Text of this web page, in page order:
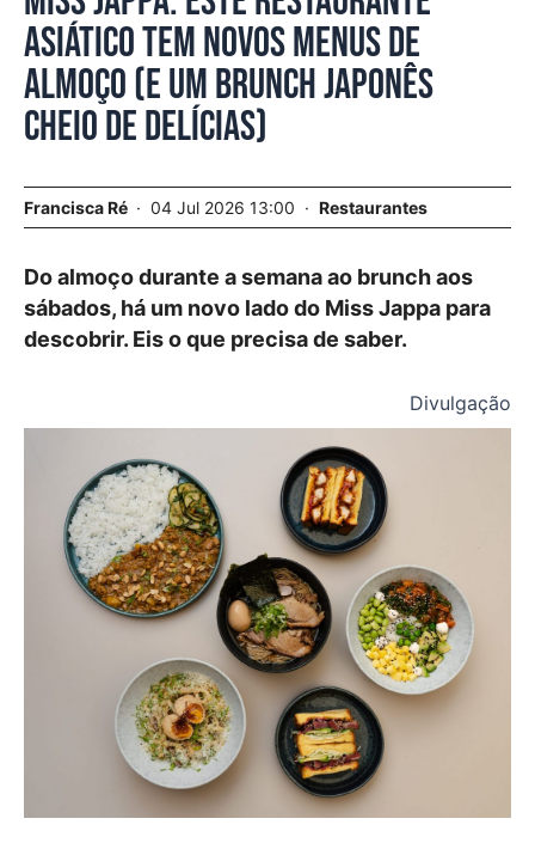
asiático tem novos menus de
almoço (e um brunch japonês
cheio de delícias)
Francisca Ré 04 Jul 2026 13:00 Restaurantes
Do almoço durante a semana ao brunch aos
sábados, há um novo lado do Miss Jappa para
descobrir. Eis o que precisa de saber.
Divulgação